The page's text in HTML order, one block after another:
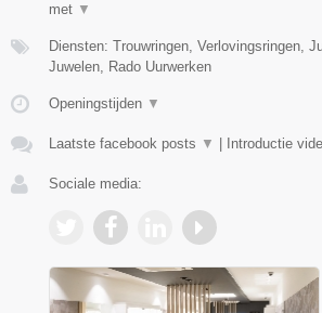
met ▼
Diensten: Trouwringen, Verlovingsringen,
Juwelen, Rado Uurwerken
Openingstijden ▼
Laatste facebook posts ▼ Introductie
Sociale media: